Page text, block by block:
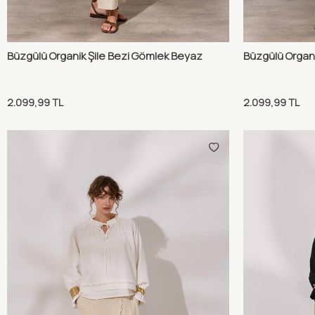
Sepete Ekle Karşılaştır
Büzgülü Organik Şile Bezi Gömlek Beyaz
2.099,99TL
Sepete
Büzgülü
2.099,99TL